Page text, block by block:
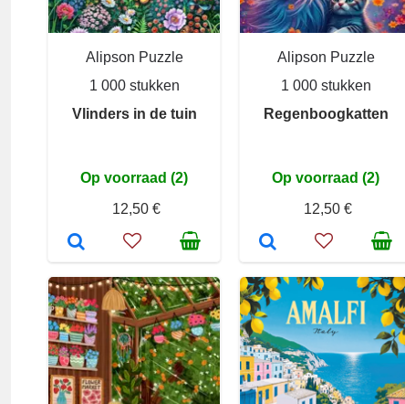
Alipson Puzzle
1 000 stukken
Vlinders in de tuin
Op voorraad (2)
12,50 €
Alipson Puzzle
1 000 stukken
Regenboogkatten
Op voorraad (2)
12,50 €